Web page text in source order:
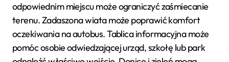
odpowiednim miejscu może ograniczyć zaśmiecanie
terenu. Zadaszona wiata może poprawić komfort
oczekiwania na autobus. Tablica informacyjna może
pomóc osobie odwiedzającej urząd, szkołę lub park